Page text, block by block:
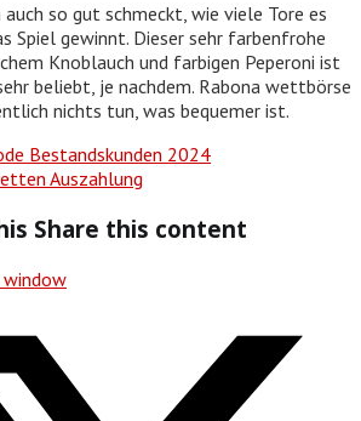
auch so gut schmeckt, wie viele Tore es
Spiel gewinnt. Dieser sehr farbenfrohe
Knoblauch und farbigen Peperoni ist
beliebt, je nachdem. Rabona wettbörse
nichts tun, was bequemer ist.
Bestandskunden 2024
Auszahlung
Share this content
window